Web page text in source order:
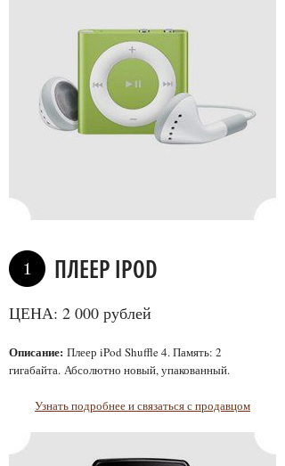
1 ПЛEEР IPOD
ЦЕНА: 2 000 рублей
Описание: Плеер iPod Shuffle 4. Память: 2
гигабайта. Абсолютно новый, упакованный.
Узнать подробнее и связаться с продавцом